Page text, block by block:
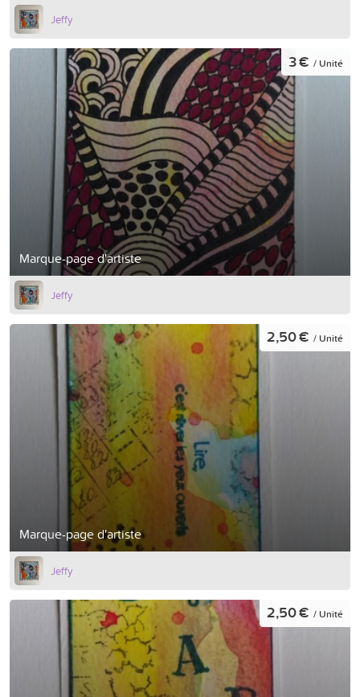
Jeffy
Marque-page d'artiste
3 € / Unité
Jeffy
Marque-page d'artiste
2,50 € / Unité
Jeffy
2,50 € / Unité